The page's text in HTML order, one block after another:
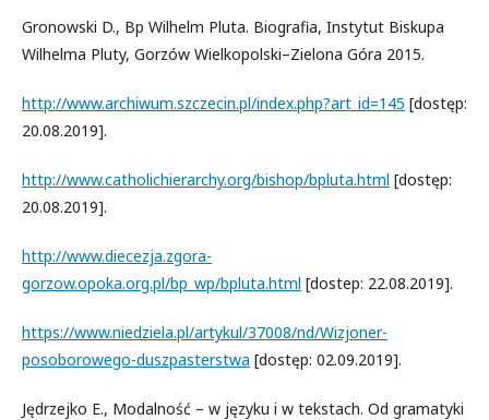
Gronowski D., Bp Wilhelm Pluta. Biografia, Instytut Biskupa
Wilhelma Pluty, Gorzów Wielkopolski–Zielona Góra 2015.
http://www.archiwum.szczecin.pl/index.php?art_id=145 [dostęp:
20.08.2019].
http://www.catholichierarchy.org/bishop/bpluta.html [dostęp:
20.08.2019].
http://www.diecezja.zgora-
gorzow.opoka.org.pl/bp_wp/bpluta.html [dostep: 22.08.2019].
https://www.niedziela.pl/artykul/37008/nd/Wizjoner-
posoborowego-duszpasterstwa [dostęp: 02.09.2019].
Jędrzejko E., Modalność – w języku i w tekstach. Od gramatyki